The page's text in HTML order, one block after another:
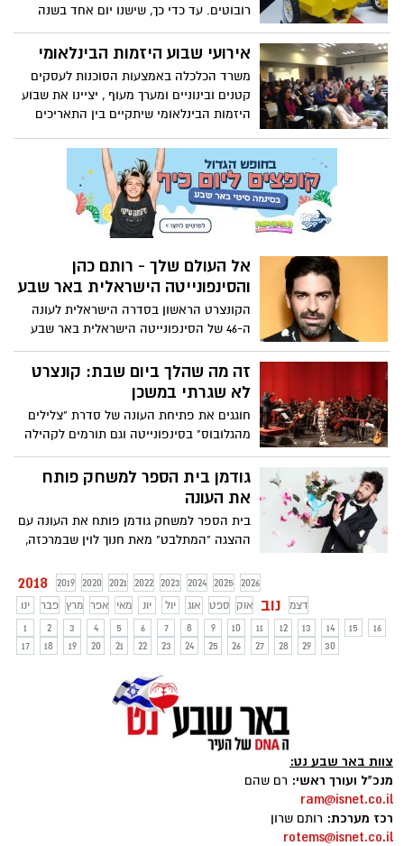
רובוטים. עד כדי כך, שישנו יום אחד בשנה
המוקדש במיוחד עבורם. ב'פארק קרסו למדע'
יציינו את האירוע ביום חגיגי במיוחד הכולל
הדגמות והפעלות רובוטים, משחקים והרצאות
מומחים
אירועי שבוע היזמות הבינלאומי
משרד הכלכלה באמצעות הסוכנות לעסקים
קטנים ובינוניים ומערך מעוף , יציינו את שבוע
היזמות הבינלאומי שיתקיים בין התאריכים
מהאזור. השנה יתקיימו אירועי שבוע היזמות
בסימן מסחר מקוון ודיגיטל בהנחיית מרצים
מובילים מהתחום
אל העולם שלך - רותם כהן
והסינפונייטה הישראלית באר שבע
הקונצרט הראשון בסדרה הישראלית לעונה
ה-46 של הסינפונייטה הישראלית באר שבע
יפתח עם הזמר והיוצר רותם כהן ומאסטרו גיל
שוחט. שיריו המוכרים והאהובים של רותם כהן
ינהלו דיאלוג עם הסוויטה המפורסמת של
ביז'ה מתוך האופרה 'כרמן' וכן בסימפוניה בדו
מז'ור
זה מה שהלך ביום שבת: קונצרט
לא שגרתי במשכן
חוגגים את פתיחת העונה של סדרת "צלילים
מהגלובוס" בסינפונייטה וגם תורמים לקהילה
גודמן בית הספר למשחק פותח
את העונה
בית הספר למשחק גודמן פותח את העונה עם
ההצגה "המתלבט" מאת חנוך לוין שבמרכזה,
חייו. הוא מתלבט בין רווקה נדיבת בשר,
רווקה גרומה ורווקה מגובננת, אך לא מפסיק
לפנטז על יפיפייה נטולת פגמים ובלתי מושגת
2018 2019 2020 2021 2022 2023 2024 2025
2026
ינו
פבר מרץ אפר מאי יונ יול אוג ספט אוק נוב
דצמ
1
2 3 4 5 6 7 8 9 10 11 12 13 14 15
16
17
18 19 20 21 22 23 24 25 26 27 28 29 30
צוות באר שבע נט:
מנכ"ל ועורך ראשי: רם שהם
ram@isnet.co.il
רכז מערכת: רותם שרון
rotems@isnet.co.il